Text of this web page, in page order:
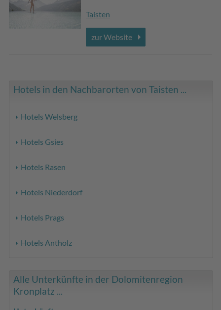
Taisten
zur Website
Hotels in den Nachbarorten von Taisten ...
Hotels Welsberg
Hotels Gsies
Hotels Rasen
Hotels Niederdorf
Hotels Prags
Hotels Antholz
Alle Unterkünfte in der Dolomitenregion
Kronplatz ...